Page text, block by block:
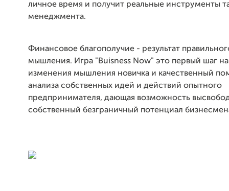
личное время и получит реальные инструменты
менеджмента.
Финансовое благополучие - результат
мышления. Игра "Buisness Now" это первый шаг
изменения мышления новичка и качественный
анализа собственных идей и действий опытного
предпринимателя, дающая возможность
собственный безграничный потенциал